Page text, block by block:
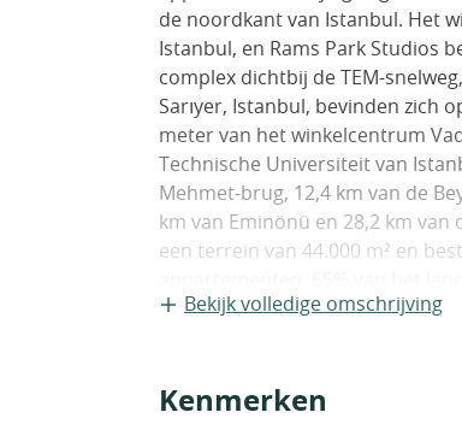
de noordkant van Istanbul. Het
Istanbul, en Rams Park Studios
complex dichtbij de TEM-
Sarıyer, Istanbul, bevinden zich
meter van het winkelcentrum
Technische Universiteit van
Mehmet-brug, 12,4 km van de
km van Eminönü en 28,2 km
een terrein van 44.000 m² en
meeste appartementen hebben
kinderspeeltuin, lobby, receptie,
Bekijk volledige omschrijving
Kenmerken